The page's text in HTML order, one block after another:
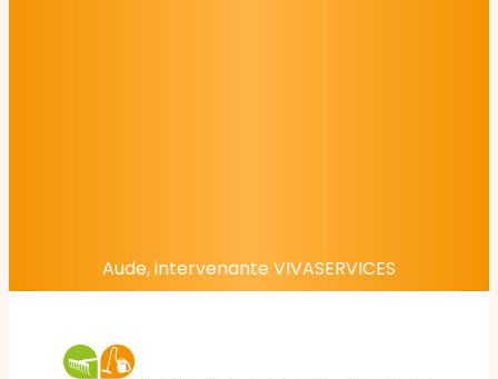
Aude, intervenante VIVASERVICES